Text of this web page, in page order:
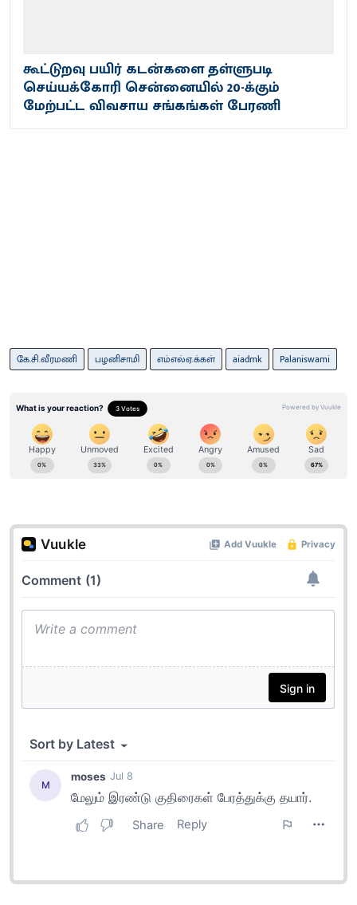
கூட்டுறவு பயிர் கடன்களை தள்ளுபடி
செய்யக்கோரி சென்னையில் 20-க்கும்
மேற்பட்ட விவசாய சங்கங்கள் பேரணி
கே.சி.வீரமணி பழனிசாமி எம்எல்ஏ.க்கள் aiadmk Palaniswami